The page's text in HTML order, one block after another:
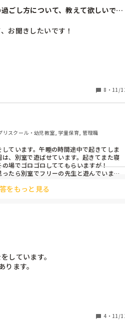
て
だったので🥺！
ごし方について、教えて欲しいで
お聞きしたいです！
起きてしまってその後寝れない…と
違うのですが、、
いたり
たり。
っと他のお部屋で落ち着かせるなど
ますが、ほかの園ではどのようにし
8 ・ 11/
リスクール・幼児教室, 学童保育, 管理職
ています。午睡の時間途中で起きてしま
、別室で遊ばせています。起きてまた寝
場でゴロゴロしててもらいますが！
たら別室でフリーの先生と遊んでいま
をもっと見る
しています。
ます。
いるのですが、
ので良いですが、
す。
4 ・ 11/